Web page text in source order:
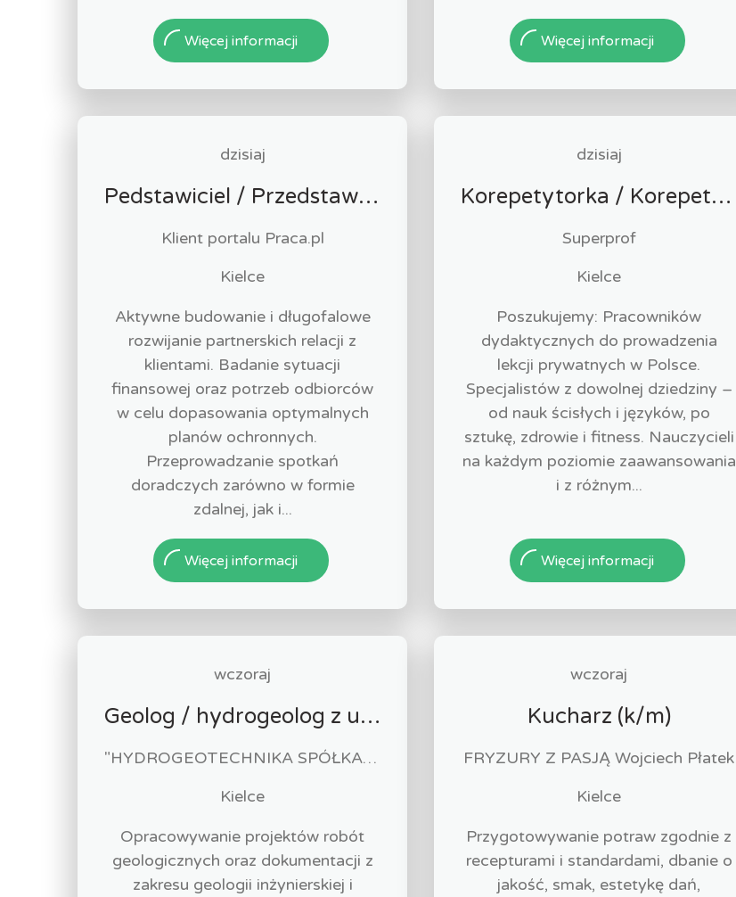
Więcej informacji Więcej informacji
dzisiaj
Pedstawiciel / Przedstawicielka ds. sprzedaży ubezpieczeń majątkowych
Klient portalu Praca.pl
Kielce
Aktywne budowanie i długofalowe
rozwijanie partnerskich relacji z
klientami. Badanie sytuacji
finansowej oraz potrzeb odbiorców
w celu dopasowania optymalnych
planów ochronnych.
Przeprowadzanie spotkań
doradczych zarówno w formie
zdalnej, jak i...
Więcej informacji
dzisiaj
Korepetytorka / Korepetytor
Superprof
Kielce
Poszukujemy: Pracowników
dydaktycznych do prowadzenia
lekcji prywatnych w Polsce.
Specjalistów z dowolnej dziedziny –
od nauk ścisłych i języków, po
sztukę, zdrowie i fitness. Nauczycieli
na każdym poziomie zaawansowania
i z różnym...
Więcej informacji
wczoraj
Geolog / hydrogeolog z uprawnieniami (k/m)
"HYDROGEOTECHNIKA SPÓŁKA Z OGRANICZONĄ ODPOWIEDZIALNOŚCIĄ".
Kielce
Opracowywanie projektów robót
geologicznych oraz dokumentacji z
zakresu geologii inżynierskiej i
wczoraj
Kucharz (k/m)
FRYZURY Z PASJĄ Wojciech Płatek
Kielce
Przygotowywanie potraw zgodnie z
recepturami i standardami, dbanie o
jakość, smak, estetykę dań,